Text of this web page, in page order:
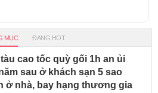
MỤC ĐANG HOT
cao tốc quỳ gối 1h an ủi
sau ở khách sạn 5 sao
ở nhà, bay hạng thương gia